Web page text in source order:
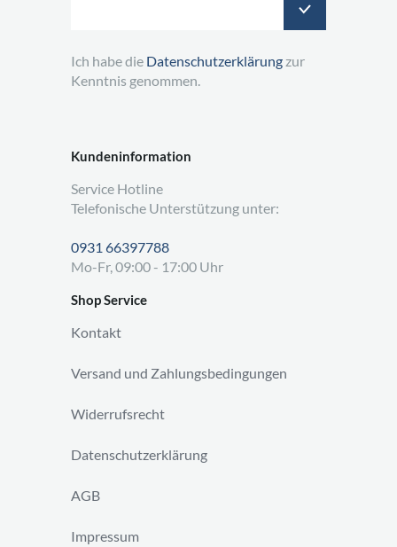
Kundeninformation
Service Hotline
Telefonische Unterstützung unter:
0931 66397788
Mo-Fr, 09:00 - 17:00 Uhr
Shop Service
Kontakt
Versand und Zahlungsbedingungen
Widerrufsrecht
Datenschutzerklärung
AGB
Impressum
Ich habe die Datenschutzerklärung zur
Kenntnis genommen.